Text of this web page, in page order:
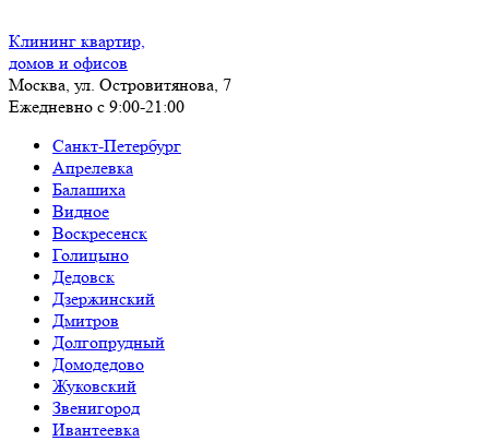
Клининг квартир,
домов и офисов
Москва, ул. Островитянова, 7
Ежедневно с 9:00-21:00
Санкт-Петербург
Апрелевка
Балашиха
Видное
Воскресенск
Голицыно
Дедовск
Дзержинский
Дмитров
Долгопрудный
Домодедово
Жуковский
Звенигород
Ивантеевка